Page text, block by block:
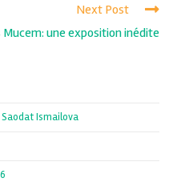
Next Post
Mucem: une exposition inédite
Ismailova